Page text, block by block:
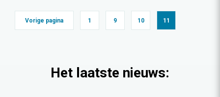
Vorige pagina 1 9 10 11
Het laatste nieuws: